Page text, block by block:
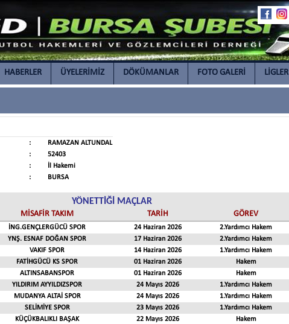
HABERLER ÜYELERİMİZ DÖKÜMANLAR FOTO GALERİ LİGLER
:
RAMAZAN ALTUNDAL
:
52403
:
İl Hakemi
: BURSA
YÖNETTİĞİ MAÇLAR
MİSAFİR TAKIM TARİH GÖREV
İNG.GENÇLERGÜCÜ SPOR 24 Haziran 2026 2.Yardımcı Hakem
YNŞ. ESNAF DOĞAN SPOR 17 Haziran 2026 2.Yardımcı Hakem
VAKIF SPOR 14 Haziran 2026 1.Yardımcı Hakem
FATİHGÜCÜ KS SPOR 01 Haziran 2026 Hakem
ALTINSABANSPOR 01 Haziran 2026 Hakem
YILDIRIM AYYILDIZSPOR 24 Mayıs 2026 1.Yardımcı Hakem
MUDANYA ALTAİ SPOR 24 Mayıs 2026 1.Yardımcı Hakem
SELİMİYE SPOR 23 Mayıs 2026 1.Yardımcı Hakem
KÜÇÜKBALIKLI BAŞAK 22 Mayıs 2026 Hakem